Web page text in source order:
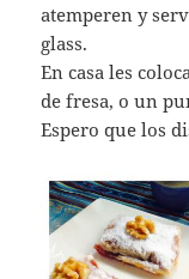
atemperen y
glass.
En casa les
de fresa, o un
Espero que los